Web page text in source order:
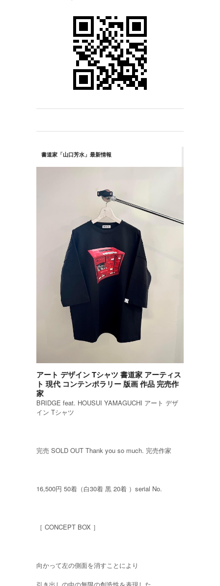
書道家「山口芳水」最新情報
アート デザイン Tシャツ 書道家 アーティス
ト 現代 コンテンポラリー 版画 作品 完売作
家
BRIDGE feat. HOUSUI YAMAGUCHI アート デザ
イン Tシャツ
完売 SOLD OUT Thank you so much. 完売作家
16,500円 50着（白30着 黒 20着 ）serial No.
［ CONCEPT BOX ］
向かって左の側面を消すことにより